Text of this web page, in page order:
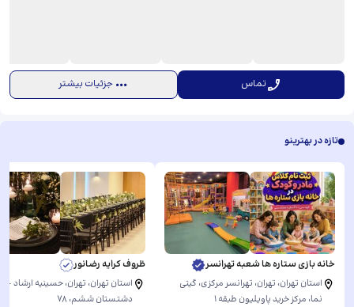
تماس جزئیات بیشتر
تازه در بهترینو
خانه بازی ستاره ها شعبه تهرانسر
استان تهران، تهران، تهرانسر مرکزی، گیتی
نما، ​مرکز خرید پاویلیون طبقه ۱
ظروف کرایه رضانور
استان تهران، تهران، حسینیه ارشاد -
دشتستان ششم، ​78